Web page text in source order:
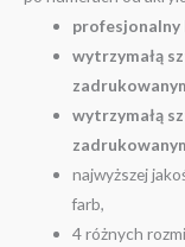
wytrzymałą
wytrzymałą
najwyższej
farb,
4 różnych